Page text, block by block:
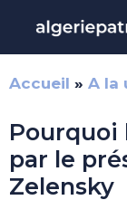
contenu
Accueil » A la
Pourquoi
par le
Zelensky